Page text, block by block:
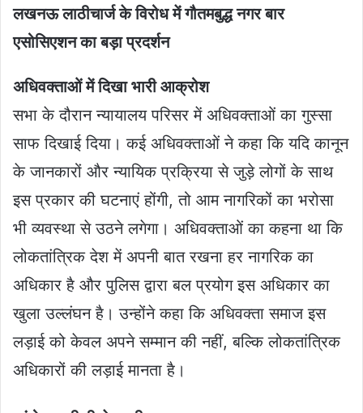
लखनऊ लाठीचार्ज के विरोध में गौतमबुद्ध नगर बार
एसोसिएशन का बड़ा प्रदर्शन
अधिवक्ताओं में दिखा भारी आक्रोश
सभा के दौरान न्यायालय परिसर में अधिवक्ताओं का गुस्सा
साफ दिखाई दिया। कई अधिवक्ताओं ने कहा कि यदि कानून
के जानकारों और न्यायिक प्रक्रिया से जुड़े लोगों के साथ
इस प्रकार की घटनाएं होंगी, तो आम नागरिकों का भरोसा
भी व्यवस्था से उठने लगेगा। अधिवक्ताओं का कहना था कि
लोकतांत्रिक देश में अपनी बात रखना हर नागरिक का
अधिकार है और पुलिस द्वारा बल प्रयोग इस अधिकार का
खुला उल्लंघन है। उन्होंने कहा कि अधिवक्ता समाज इस
लड़ाई को केवल अपने सम्मान की नहीं, बल्कि लोकतांत्रिक
अधिकारों की लड़ाई मानता है।